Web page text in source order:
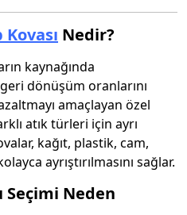
Kovası Nedir?
kaynağında
geri dönüşüm oranlarını
amaçlayan özel
atık türleri için ayrı
kağıt, plastik, cam,
ayrıştırılmasını sağlar.
Seçimi Neden